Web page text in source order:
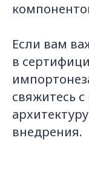
Если вам
в
свяжитесь
внедрения.